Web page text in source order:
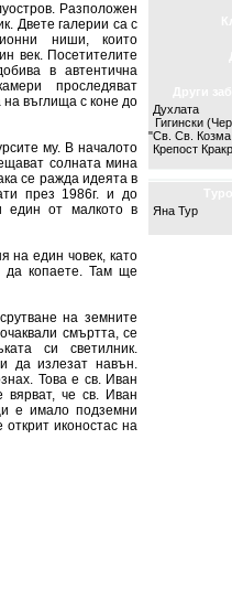
Разположен
Двете галерии са с
ниши, които
век. Посетителите
в автентична
проследяват
на въглища с коне до
му. В началото
солната мина
се ражда идеята в
през 1986г. и до
един от малкото в
на един човек, като
да копаете. Там ще
на земните
смъртта, се
си светилник.
да излезат навън.
Това е св. Иван
вярват, че св. Иван
е имало подземни
иконостас на
Духлата
Гигински
"Св. Св.
Крепост
Яна Тур